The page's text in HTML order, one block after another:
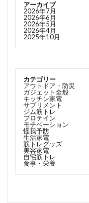
アーカイブ
2026年7月
2026年6月
2026年5月
2026年4月
2025年10月
カテゴリー
アウトドア・防災
ガジェット全般
キッチン家電
サプリメント
ジム筋トレ
プロテイン
モチベーション
怪我予防
生活家電
筋トレグッズ
美容家電
自宅筋トレ
食事・栄養